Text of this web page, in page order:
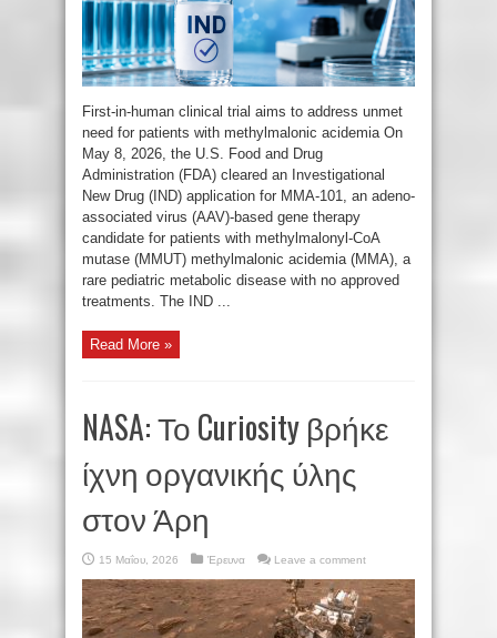
First-in-human clinical trial aims to address unmet
need for patients with methylmalonic acidemia On
May 8, 2026, the U.S. Food and Drug
Administration (FDA) cleared an Investigational
New Drug (IND) application for MMA-101, an adeno-
associated virus (AAV)-based gene therapy
candidate for patients with methylmalonyl-CoA
mutase (MMUT) methylmalonic acidemia (MMA), a
rare pediatric metabolic disease with no approved
treatments. The IND ...
Read More »
NASA: Το Curiosity βρήκε
ίχνη οργανικής ύλης
στον Άρη
15 Μαΐου, 2026 Έρευνα Leave a comment